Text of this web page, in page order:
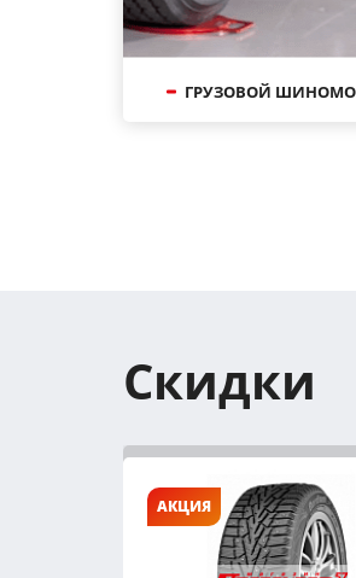
ГРУЗОВОЙ
Скидки
АКЦИЯ